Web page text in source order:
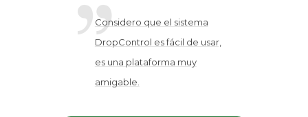
Considero que el sistema
DropControl es fácil de usar,
es una plataforma muy
amigable.